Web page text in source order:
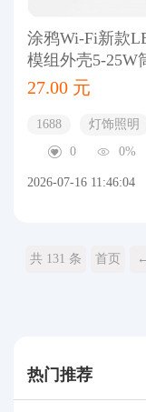
涂鸦Wi-Fi‌新款
模组外壳5-25W
27.00 元
1688 灯饰照明
0
0%
2026-07-16 11:46:04
共 131 条 首页 ←
热门推荐